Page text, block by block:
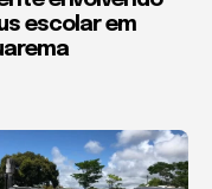
escolar em